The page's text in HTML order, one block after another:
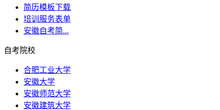
简历模板下载
培训服务表单
安徽自考简...
自考院校
合肥工业大学
安徽大学
安徽师范大学
安徽建筑大学